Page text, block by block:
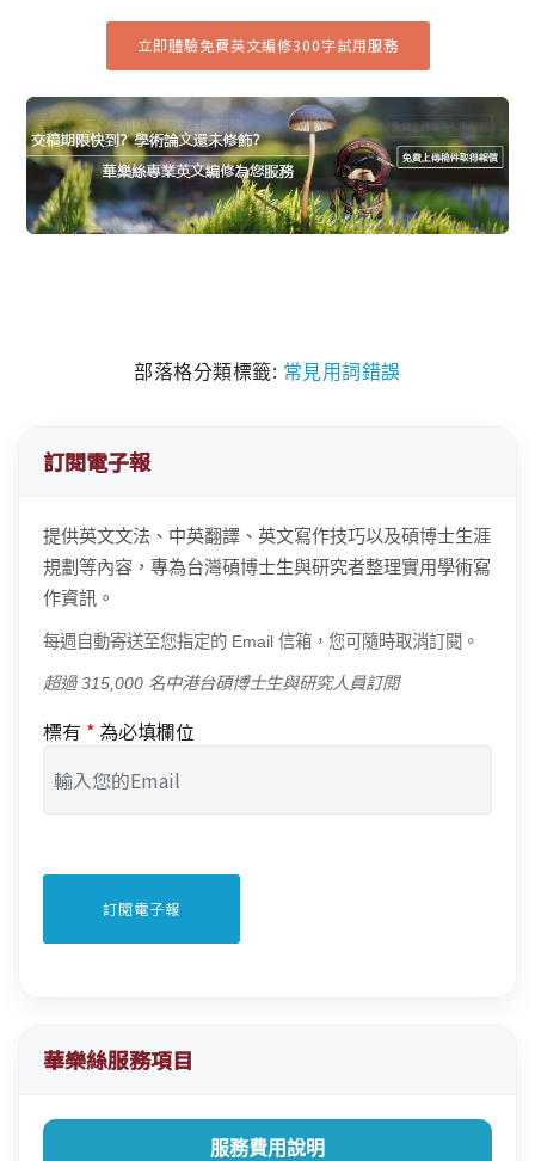
立即體驗免費英文編修300字試用服務
部落格分類標籤: 常見用詞錯誤
訂閱電子報
提供英文文法、中英翻譯、英文寫作技巧以及碩博士生涯
規劃等內容，專為台灣碩博士生與研究者整理實用學術寫
作資訊。
每週自動寄送至您指定的 Email 信箱，您可隨時取消訂閱。
超過 315,000 名中港台碩博士生與研究人員訂閱
標有 * 為必填欄位
華樂絲服務項目
服務費用說明